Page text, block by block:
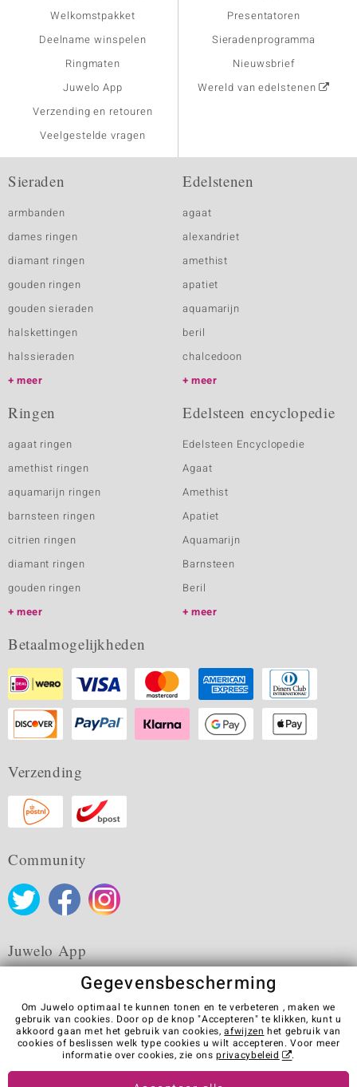
Welkomstpakket
Deelname winspelen
Ringmaten
Juwelo App
Verzending en retouren
Veelgestelde vragen
Presentatoren
Sieradenprogramma
Nieuwsbrief
Wereld van edelstenen
Sieraden
armbanden
dames ringen
diamant ringen
gouden ringen
gouden sieraden
halskettingen
halssieraden
meer
Edelstenen
agaat
alexandriet
amethist
apatiet
aquamarijn
beril
chalcedoon
meer
Ringen
agaat ringen
amethist ringen
aquamarijn ringen
barnsteen ringen
citrien ringen
diamant ringen
gouden ringen
meer
Edelsteen encyclopedie
Edelsteen Encyclopedie
Agaat
Amethist
Apatiet
Aquamarijn
Barnsteen
Beril
meer
Betaalmogelijkheden
Verzending
Community
Juwelo App
Algemene verkoopvoorwaarden Privacybeleid
Cookies
Colofon
Contact
Contract herroepen
Visit our stores in other countries:
Gegevensbescherming
Om Juwelo optimaal te kunnen tonen en te verbeteren , maken we
gebruik van cookies. Door op de knop "Accepteren" te klikken, kunt u
akkoord gaan met het gebruik van cookies,afwijzen het gebruik van
cookies of beslissen welk type cookies u wilt accepteren. Voor meer
informatie over cookies, zie onsprivacybeleid .